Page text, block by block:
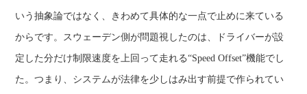
いう抽象論ではなく、きわめて具体的な一点で止めに来ている
からです。スウェーデン側が問題視したのは、ドライバーが設
定した分だけ制限速度を上回って走れる“Speed Offset”機能でし
た。つまり、システムが法律を少しはみ出す前提で作られてい